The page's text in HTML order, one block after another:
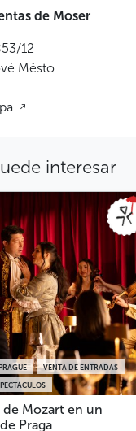
tienda de atmósfera
bonitos frisos y un
en Praga.
Menos
de Moser
12
Město
interesar
VENTA DE ENTRADAS
Mozart en un
Praga